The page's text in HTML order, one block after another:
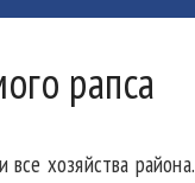
рапса
все хозяйства